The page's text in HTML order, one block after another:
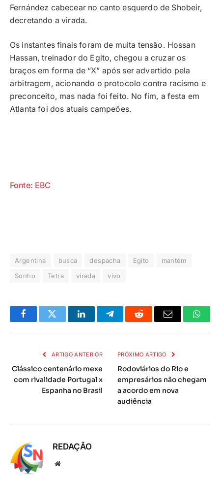
Fernández cabecear no canto esquerdo de Shobeir,
decretando a virada.
Os instantes finais foram de muita tensão. Hossan
Hassan, treinador do Egito, chegou a cruzar os
braços em forma de “X” após ser advertido pela
arbitragem, acionando o protocolo contra racismo e
preconceito, mas nada foi feito. No fim, a festa em
Atlanta foi dos atuais campeões.
Fonte: EBC
Argentina busca despacha Egito
mantém
Sonho
Tetra virada vivo
FacebookTwitter LinkedInTelegramaReddit
E-
ARTIGO ANTERIOR
Clássico centenário mexe
com rivalidade Portugal x
Espanha no Brasil
PRÓXIMO ARTIGO
Rodoviários do Rio e
empresários não chegam
a acordo em nova
audiência
REDAÇÃO
Local